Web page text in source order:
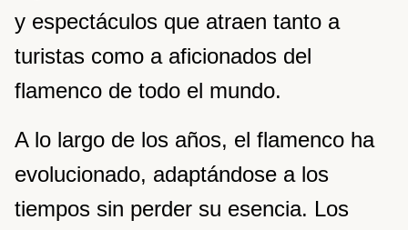
y espectáculos que atraen tanto a
turistas como a aficionados del
flamenco de todo el mundo.
A lo largo de los años, el flamenco ha
evolucionado, adaptándose a los
tiempos sin perder su esencia. Los